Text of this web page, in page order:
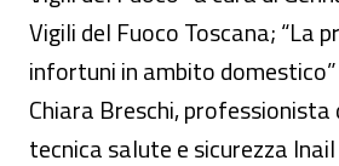
Vigili del Fuoco Toscana; “La
infortuni in ambito
Chiara Breschi, professionista
tecnica salute e sicurezza